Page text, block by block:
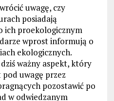
uwagę, czy
posiadają
ich proekologicznym
wprost informują o
ekologicznych.
ważny aspekt, który
pod uwagę przez
pozostawić po
w odwiedzanym